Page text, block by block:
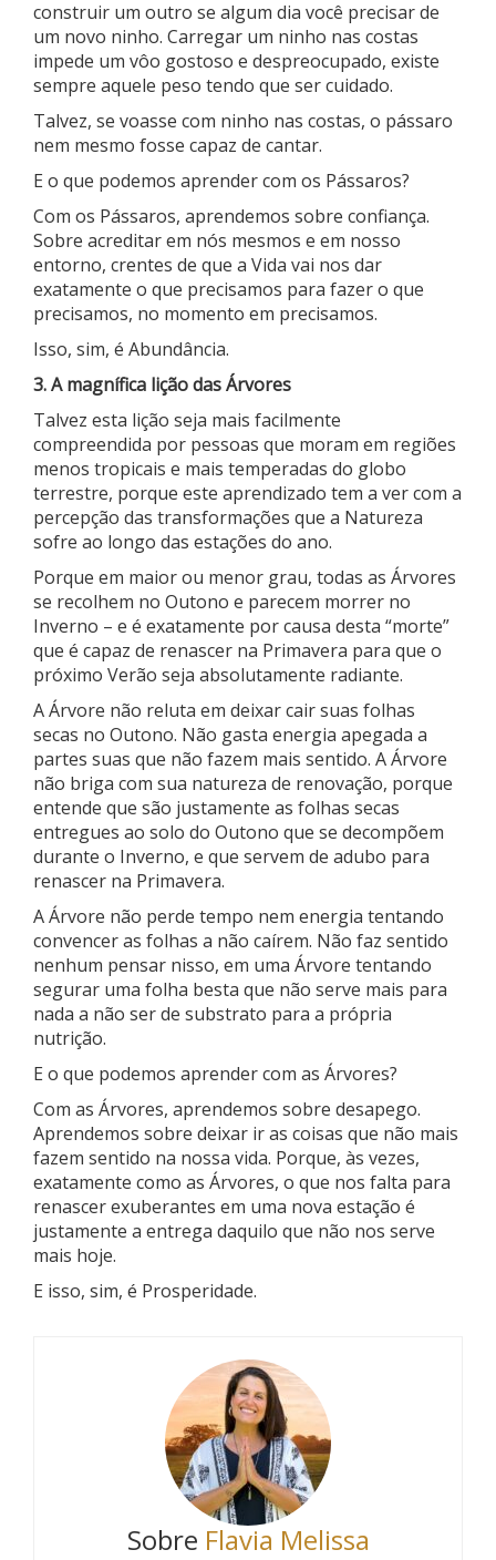
construir um outro se algum dia você precisar de
um novo ninho. Carregar um ninho nas costas
impede um vôo gostoso e despreocupado, existe
sempre aquele peso tendo que ser cuidado.
Talvez, se voasse com ninho nas costas, o pássaro
nem mesmo fosse capaz de cantar.
E o que podemos aprender com os Pássaros?
Com os Pássaros, aprendemos sobre confiança.
Sobre acreditar em nós mesmos e em nosso
entorno, crentes de que a Vida vai nos dar
exatamente o que precisamos para fazer o que
precisamos, no momento em precisamos.
Isso, sim, é Abundância.
3. A magnífica lição das Árvores
Talvez esta lição seja mais facilmente
compreendida por pessoas que moram em regiões
menos tropicais e mais temperadas do globo
terrestre, porque este aprendizado tem a ver com a
percepção das transformações que a Natureza
sofre ao longo das estações do ano.
Porque em maior ou menor grau, todas as Árvores
se recolhem no Outono e parecem morrer no
Inverno – e é exatamente por causa desta “morte”
que é capaz de renascer na Primavera para que o
próximo Verão seja absolutamente radiante.
A Árvore não reluta em deixar cair suas folhas
secas no Outono. Não gasta energia apegada a
partes suas que não fazem mais sentido. A Árvore
não briga com sua natureza de renovação, porque
entende que são justamente as folhas secas
entregues ao solo do Outono que se decompõem
durante o Inverno, e que servem de adubo para
renascer na Primavera.
A Árvore não perde tempo nem energia tentando
convencer as folhas a não caírem. Não faz sentido
nenhum pensar nisso, em uma Árvore tentando
segurar uma folha besta que não serve mais para
nada a não ser de substrato para a própria
nutrição.
E o que podemos aprender com as Árvores?
Com as Árvores, aprendemos sobre desapego.
Aprendemos sobre deixar ir as coisas que não mais
fazem sentido na nossa vida. Porque, às vezes,
exatamente como as Árvores, o que nos falta para
renascer exuberantes em uma nova estação é
justamente a entrega daquilo que não nos serve
mais hoje.
E isso, sim, é Prosperidade.
Sobre Flavia Melissa